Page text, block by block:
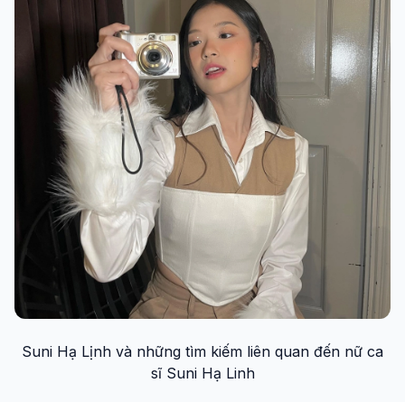
Suni Hạ Lịnh và những tìm kiếm liên quan đến nữ ca
sĩ Suni Hạ Linh